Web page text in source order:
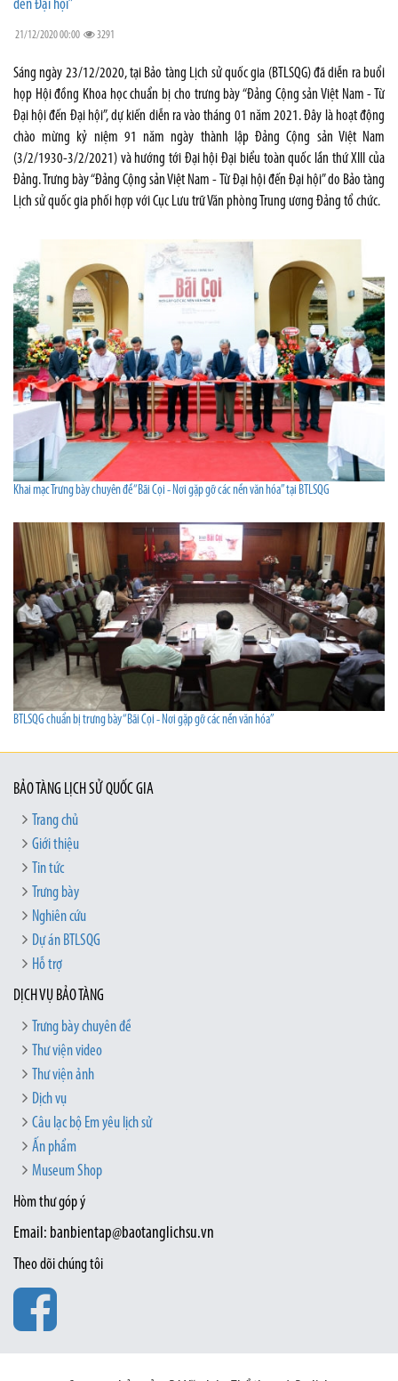
đến Đại hội”
21/12/2020 00:00 3291
Sáng ngày 23/12/2020, tại Bảo tàng Lịch sử quốc gia (BTLSQG) đã diễn ra buổi
họp Hội đồng Khoa học chuẩn bị cho trưng bày “Đảng Cộng sản Việt Nam - Từ
Đại hội đến Đại hội”, dự kiến diễn ra vào tháng 01 năm 2021. Đây là hoạt động
chào mừng kỷ niệm 91 năm ngày thành lập Đảng Cộng sản Việt Nam
(3/2/1930-3/2/2021) và hướng tới Đại hội Đại biểu toàn quốc lần thứ XIII của
Đảng. Trưng bày “Đảng Cộng sản Việt Nam - Từ Đại hội đến Đại hội” do Bảo tàng
Lịch sử quốc gia phối hợp với Cục Lưu trữ Văn phòng Trung ương Đảng tổ chức.
Khai mạc Trưng bày chuyên đề “Bãi Cọi - Nơi gặp gỡ các nền văn hóa” tại BTLSQG
BTLSQG chuẩn bị trưng bày “Bãi Cọi - Nơi gặp gỡ các nền văn hóa”
BẢO TÀNG LỊCH SỬ QUỐC GIA
Trang chủ
Giới thiệu
Tin tức
Trưng bày
Nghiên cứu
Dự án BTLSQG
Hỗ trợ
DỊCH VỤ BẢO TÀNG
Trưng bày chuyên đề
Thư viện video
Thư viện ảnh
Dịch vụ
Câu lạc bộ Em yêu lịch sử
Ấn phẩm
Museum Shop
Hòm thư góp ý
Email: banbientap@baotanglichsu.vn
Theo dõi chúng tôi